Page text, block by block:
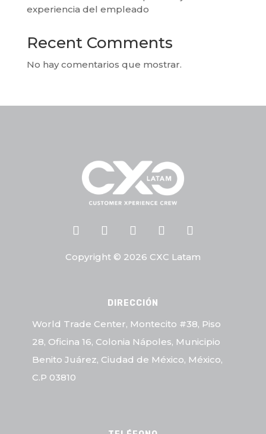
experiencia del empleado
Recent Comments
No hay comentarios que mostrar.
Copyright © 2026 CXC Latam
DIRECCIÓN
World Trade Center, Montecito #38, Piso
28, Oficina 16, Colonia Nápoles, Municipio
Benito Juárez, Ciudad de México, México,
C.P 03810